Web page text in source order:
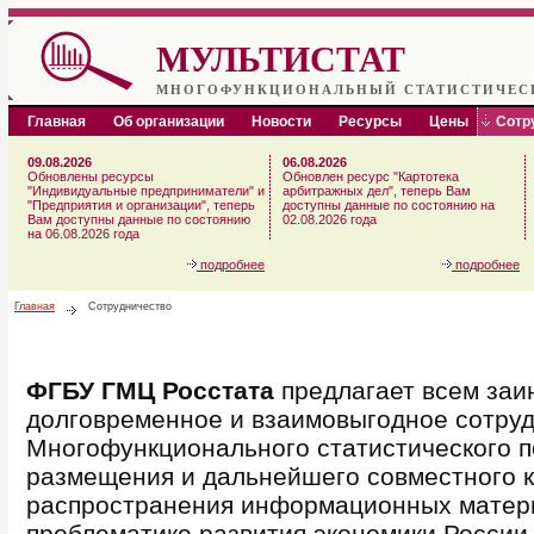
МУЛЬТИСТАТ
МНОГОФУНКЦИОНАЛЬНЫЙ
Главная Об организации Новости Ресурсы Цены
09.08.2026
Обновлены ресурсы
"Индивидуальные предприниматели" и
"Предприятия и организации", теперь
Вам доступны данные по состоянию
на 06.08.2026 года
06.08.2026
Обновлен ресурс "Картотека
арбитражных дел", теперь Вам
доступны данные по состоянию на
02.08.2026 года
подробнее подробнее
Главная Сотрудничество
ФГБУ ГМЦ Росстата предлагает всем
долговременное и взаимовыгодное
Многофункционального статистического
размещения и дальнейшего совместного
распространения информационных